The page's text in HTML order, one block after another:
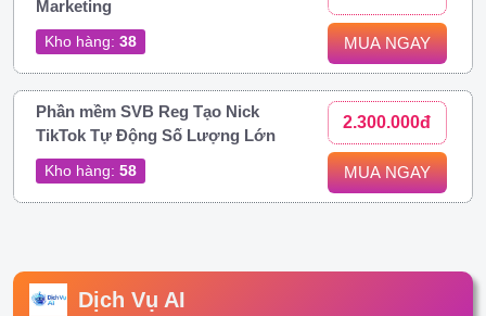
Marketing
Kho hàng: 38 MUA NGAY
Phần mềm SVB Reg Tạo Nick
TikTok Tự Động Số Lượng Lớn
Kho hàng: 58
2.300.000đ
MUA NGAY
Dịch Vụ AI